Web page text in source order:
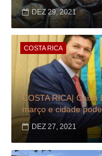
DEZ 29, 2021
COSTA RICA
COSTA RICA|
março e cidade
DEZ 27, 2021